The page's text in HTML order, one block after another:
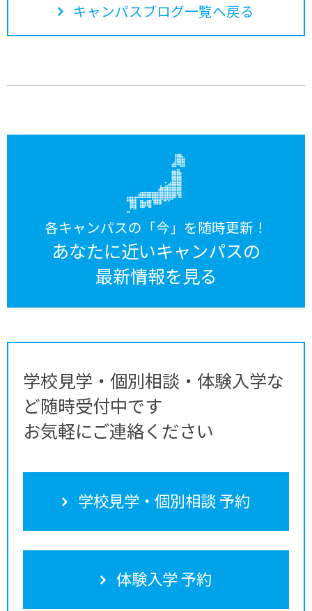
キャンパスブログ一覧へ戻る
各キャンパスの「今」を随時更新！
あなたに近いキャンパスの
最新情報を見る
学校見学・個別相談・体験入学な
ど随時受付中です
お気軽にご連絡ください
学校見学・個別相談 予約
体験入学 予約